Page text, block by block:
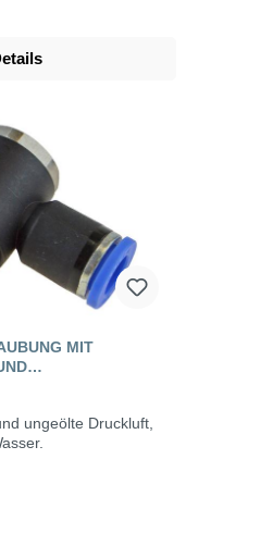
MIT
A
ungeölte Druckluft,